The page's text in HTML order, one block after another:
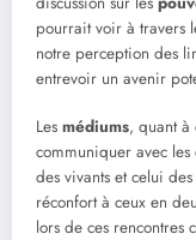
pourrait voir à travers
notre perception des
entrevoir un avenir
Les médiums, quant
communiquer avec
des vivants et celui
réconfort à ceux en
lors de ces rencontres